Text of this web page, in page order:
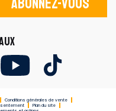
Conditions générales de vente
Plan du site